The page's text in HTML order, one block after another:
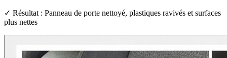
✓ Résultat : Panneau de porte nettoyé, plastiques ravivés et surfaces
plus nettes